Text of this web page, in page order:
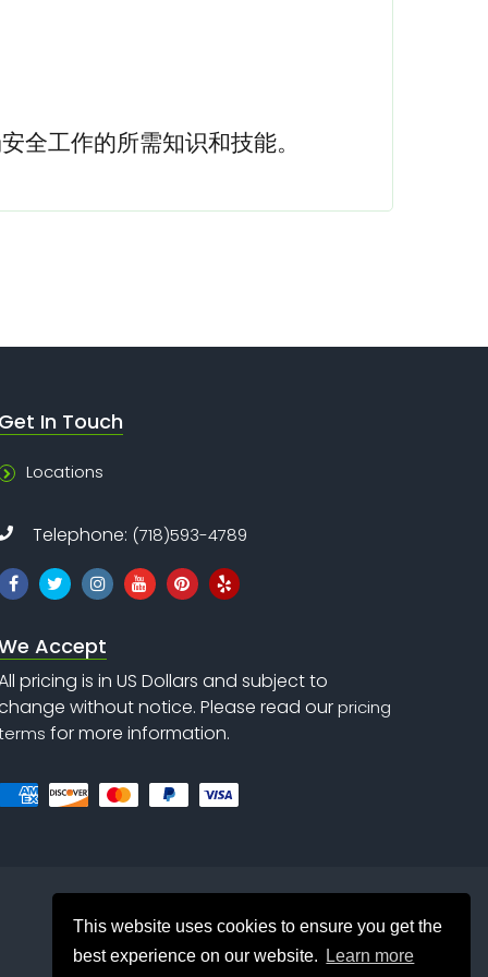
This website uses cookies to ensure you get the
best experience on our website.
Learn more
全工作的所需知识和技能。
Get In Touch
Locations
Telephone: (718)593-4789
Accept
pricing is in US Dollars and subject to
without notice. Please read ourpricing
for more information.